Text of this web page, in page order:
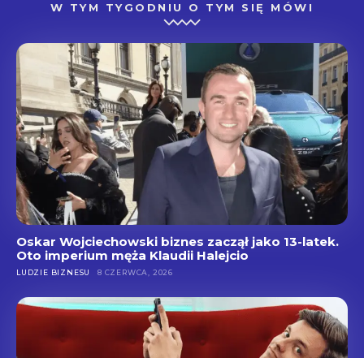
W TYM TYGODNIU O TYM SIĘ MÓWI
Oskar Wojciechowski biznes zaczął jako 13-latek.
Oto imperium męża Klaudii Halejcio
LUDZIE BIZNESU 8 CZERWCA, 2026